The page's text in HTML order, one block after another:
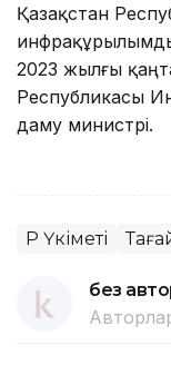
Қазақстан
2023 жылғы
Республикасы
даму министрі.
ҚР Үкіметі
без